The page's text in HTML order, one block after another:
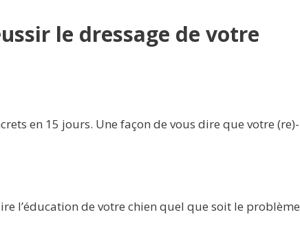
le dressage de votre
en 15 jours. Une façon de vous dire que votre (re)-
l’éducation de votre chien quel que soit le problème